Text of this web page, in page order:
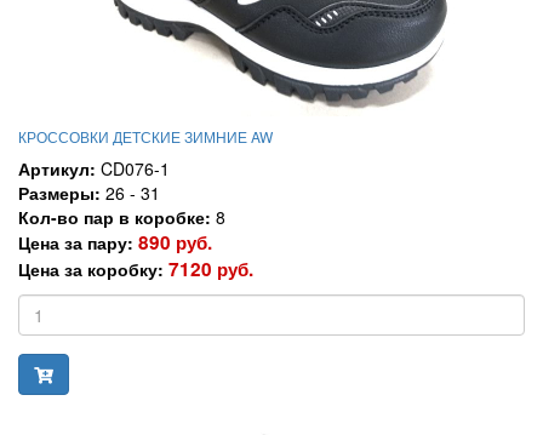
КРОССОВКИ ДЕТСКИЕ ЗИМНИЕ AW
Артикул: CD076-1
Размеры: 26 - 31
Кол-во пар в коробке: 8
Цена за пару: 890 руб.
Цена за коробку: 7120 руб.